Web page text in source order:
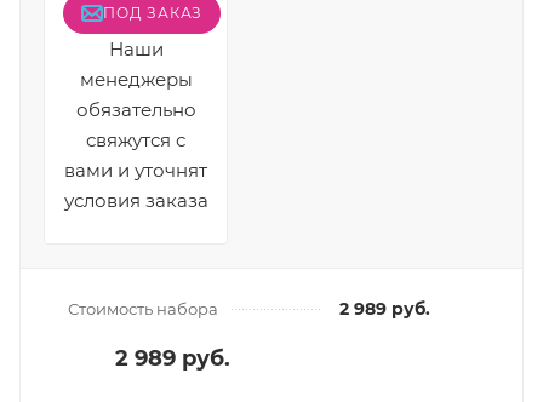
ПОД ЗАКАЗ
Наши
менеджеры
обязательно
свяжутся с
вами и уточнят
условия заказа
Стоимость набора 2 989 руб.
2 989 руб.